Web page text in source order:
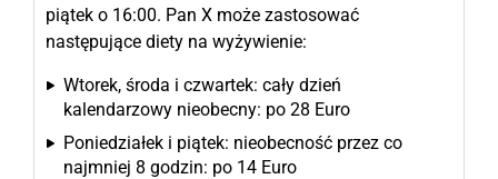
piątek o 16:00. Pan X może zastosować
następujące diety na wyżywienie:
Wtorek, środa i czwartek: cały dzień
kalendarzowy nieobecny: po 28 Euro
Poniedziałek i piątek: nieobecność przez co
najmniej 8 godzin: po 14 Euro